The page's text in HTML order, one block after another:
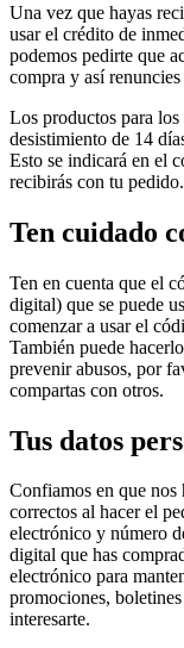
Una vez que hayas
usar el crédito de
podemos pedirte que
compra y así
Los productos para los
desistimiento de 14
Esto se indicará en el
recibirás con tu pedido.
Ten cuidado
Ten en cuenta que el
digital) que se puede
comenzar a usar el
También puede
prevenir abusos, por
compartas con otros.
Tus datos
Confiamos en que nos
correctos al hacer el
electrónico y número
digital que has
electrónico para
promociones,
interesarte.